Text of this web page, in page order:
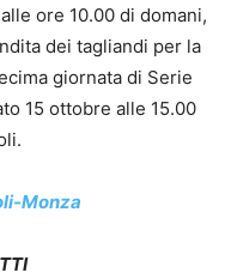
ore 10.00 di domani,
dei tagliandi per la
giornata di Serie
15 ottobre alle 15.00
Monza